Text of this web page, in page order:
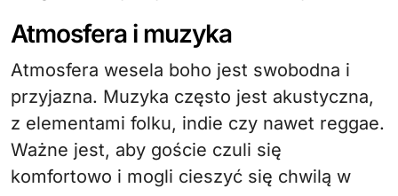
Atmosfera i muzyka
Atmosfera wesela boho jest swobodna i
przyjazna. Muzyka często jest akustyczna,
z elementami folku, indie czy nawet reggae.
Ważne jest, aby goście czuli się
komfortowo i mogli cieszyć się chwilą w